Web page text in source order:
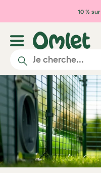
Passer au 10 %